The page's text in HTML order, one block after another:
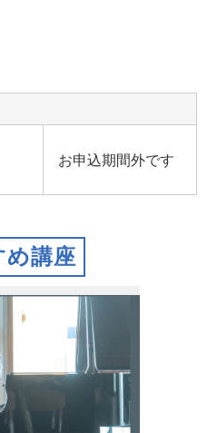
お申込期間外です
め講座